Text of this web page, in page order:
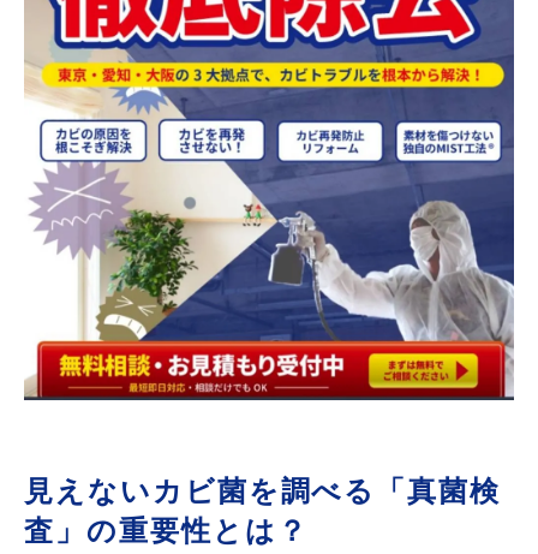
見えないカビ菌を調べる「真菌検
査」の重要性とは？